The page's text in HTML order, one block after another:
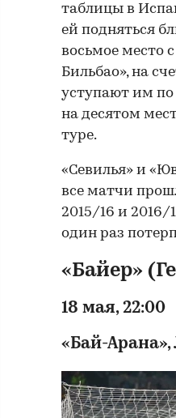
таблицы в
ей подняться
восьмое место
Бильбао», на
уступают им по
на десятом
туре.
«Севилья» и
все матчи
2015/16 и 2016/
один раз
«Байер»
18 мая, 22:00
«Бай-Арана»,